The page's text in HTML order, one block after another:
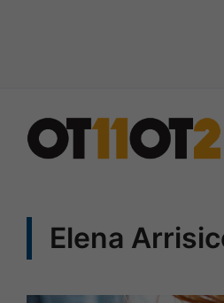
contenuto
Elena